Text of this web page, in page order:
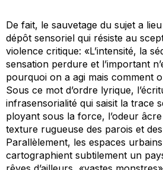
De fait, le sauvetage du sujet a
dépôt sensoriel qui résiste au
violence critique: «L’intensité, la
sensation perdure et l’important
pourquoi on a agi mais comment
Sous ce mot d’ordre lyrique,
infrasensorialité qui saisit la trace
ployant sous la force, l’odeur
texture rugueuse des parois et
Parallèlement, les espaces
cartographient subtilement un